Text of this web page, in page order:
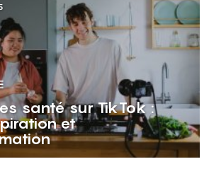
santé sur TikTok :
et